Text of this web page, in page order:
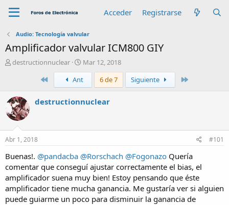
Acceder Registrarse
Audio: Tecnología valvular
Amplificador valvular ICM800 GIY
A
r
destructionnuclear
F
e
c
h
a
d
c
i
o
Mar 12, 2018
PrimeroAnt 6 de 7 Siguiente
destructionnuclear
Abr 1, 2018 #101
Buenas!. @pandacba @Rorschach @Fogonazo Quería
comentar que conseguí ajustar correctamente el bias, el
amplificador suena muy bien! Estoy pensando que éste
amplificador tiene mucha ganancia. Me gustaría ver si alguien
puede guiarme un poco para disminuir la ganancia de